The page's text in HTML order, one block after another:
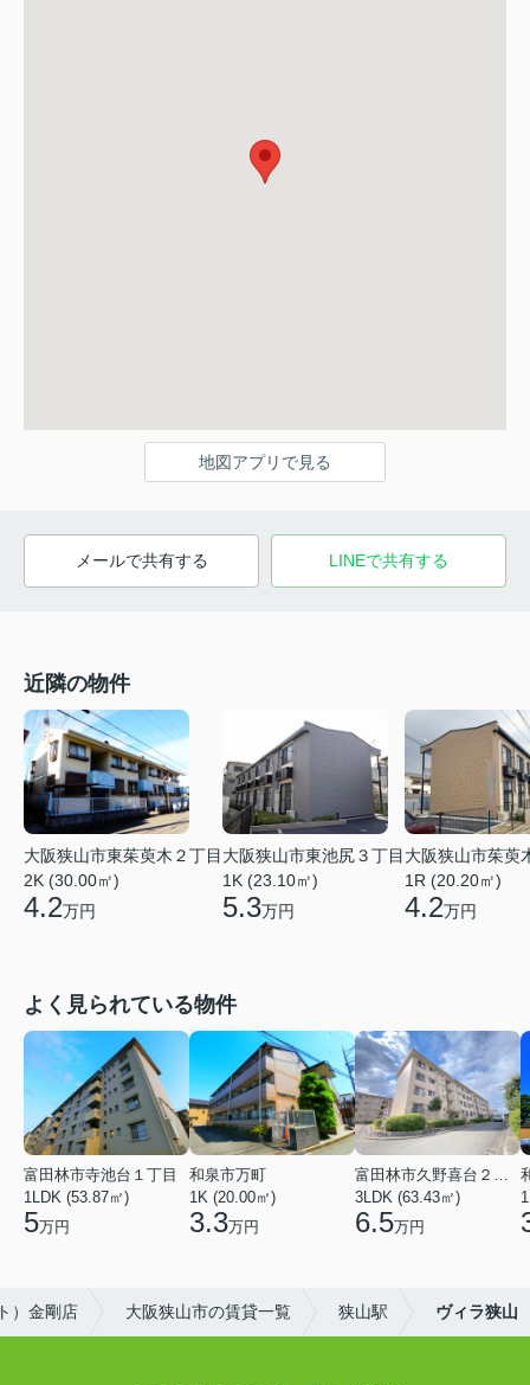
地図アプリで見る
メールで共有する LINEで共有する
近隣の物件
大阪狭山市東茱萸木２丁目
2K (30.00㎡)
4.2万円
大阪狭山市東池尻３丁目
1K (23.10㎡)
5.3万円
大阪狭山市茱萸
1R (20.20㎡)
4.2万円
よく見られている物件
富田林市寺池台１丁目
1LDK (53.87㎡)
5万円
和泉市万町
1K (20.00㎡)
3.3万円
富田林市久野喜台２丁目
3LDK (63.43㎡)
6.5万円
）金剛店 大阪狭山市の賃貸一覧 狭山駅 ヴィラ狭山